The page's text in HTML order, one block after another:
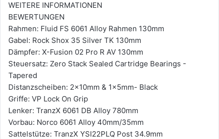
WEITERE INFORMATIONEN
BEWERTUNGEN
Rahmen: Fluid FS 6061 Alloy Rahmen 130mm
Gabel: Rock Shox 35 Silver TK 130mm
Dämpfer: X-Fusion 02 Pro R AV 130mm
Steuersatz: Zero Stack Sealed Cartridge Bearings -
Tapered
Distanzscheiben: 2x10mm & 1x5mm- Black
Griffe: VP Lock On Grip
Lenker: TranzX 6061 DB Alloy 780mm
Vorbau: Norco 6061 Alloy 40mm/35mm
Sattelstütze: TranzX YSI22PLQ Post 34.9mm